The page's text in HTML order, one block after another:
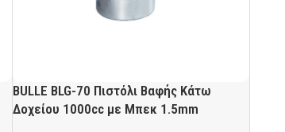
BULLE BLG-70 Πιστόλι Βαφής Κάτω
Δοχείου 1000cc με Μπεκ 1.5mm